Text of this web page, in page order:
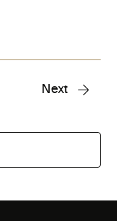
Next